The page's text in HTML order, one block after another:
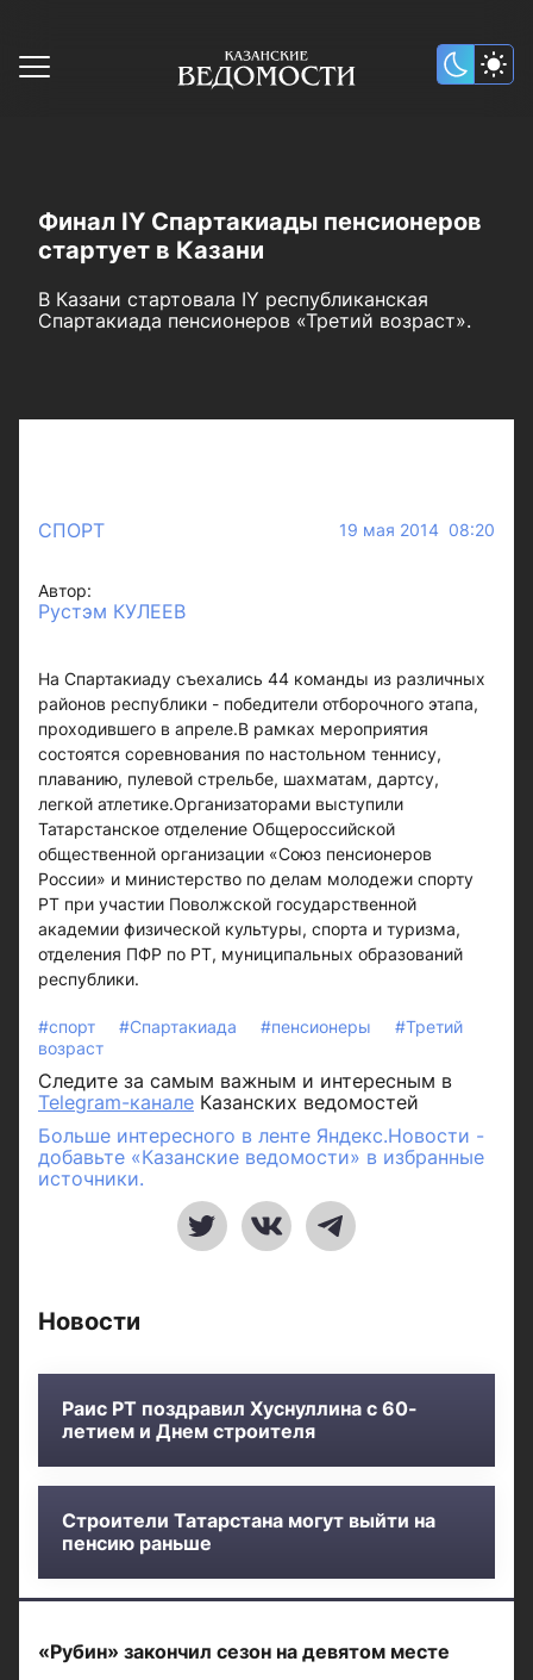
Финал IY Спартакиады пенсионеров
стартует в Казани
В Казани стартовала IY республиканская
Спартакиада пенсионеров «Третий возраст».
СПОРТ 19 мая 2014 08:20
Автор:
Рустэм КУЛЕЕВ
На Спартакиаду съехались 44 команды из различных
районов республики - победители отборочного этапа,
проходившего в апреле.В рамках мероприятия
состоятся соревнования по настольном теннису,
плаванию, пулевой стрельбе, шахматам, дартсу,
легкой атлетике.Организаторами выступили
Татарстанское отделение Общероссийской
общественной организации «Союз пенсионеров
России» и министерство по делам молодежи спорту
РТ при участии Поволжской государственной
академии физической культуры, спорта и туризма,
отделения ПФР по РТ, муниципальных образований
республики.
#спорт #Спартакиада #пенсионеры
#Третий
возраст
Следите за самым важным и интересным в
Telegram-канале Казанских ведомостей
Больше интересного в ленте Яндекс.Новости -
добавьте «Казанские ведомости» в избранные
источники.
Новости
Раис РТ поздравил Хуснуллина с 60-
летием и Днем строителя
Строители Татарстана могут выйти на
пенсию раньше
«Рубин» закончил сезон на девятом месте